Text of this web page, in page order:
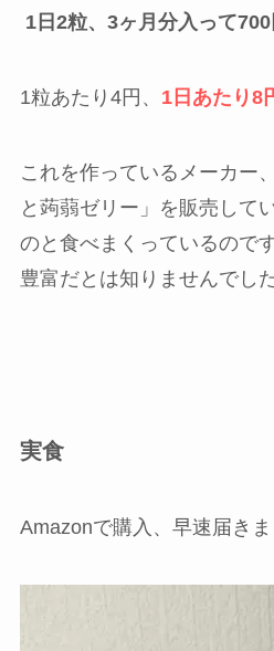
1日2粒、3ヶ月分入って
1粒あたり4円、 1日あたり8
これを作っているメーカー、
と蒟蒻ゼリー」を販売して
のと食べまくっているので
豊富だとは知りませんでした
実食
Amazonで購入、早速届きま